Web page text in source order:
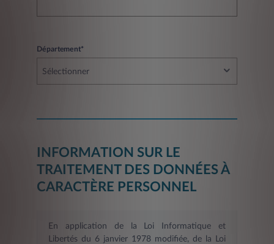
Département*
Sélectionner
INFORMATION SUR LE
TRAITEMENT DES DONNÉES À
CARACTÈRE PERSONNEL
En application de la Loi Informatique et
Libertés du 6 janvier 1978 modifiée, de la Loi